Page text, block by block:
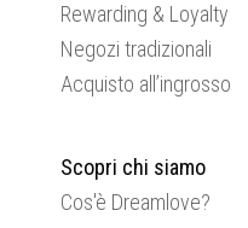
Rewarding & Loyalty
Negozi tradizionali
Acquisto all’ingrosso
Scopri chi siamo
Cos'è Dreamlove?